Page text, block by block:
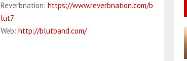
Reverbnation: https://www.reverbnation.com/b
lut7
Web: http://blutband.com/